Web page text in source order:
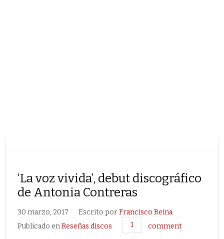
‘La voz vivida’, debut discográfico
de Antonia Contreras
30 marzo, 2017 Escrito porFrancisco Reina
Publicado enReseñas discos 1 comment